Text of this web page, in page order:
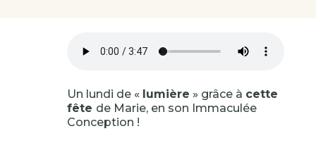
Un lundi de « lumière » grâce à cette
fête de Marie, en son Immaculée
Conception !